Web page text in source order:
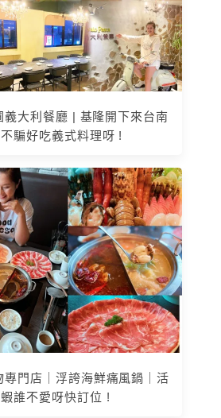
義大利餐廳 | 基隆開下來台南
騙好吃義式料理呀 !
專門店｜浮誇海鮮痛風鍋｜活
誰不愛呀快訂位 !